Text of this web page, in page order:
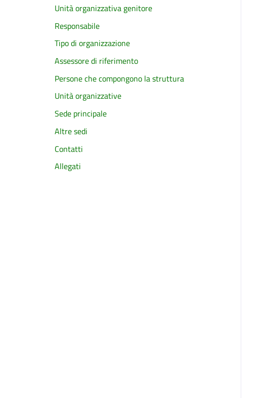
Unità organizzativa genitore
Responsabile
Tipo di organizzazione
Assessore di riferimento
Persone che compongono la struttura
Unità organizzative
Sede principale
Altre sedi
Contatti
Allegati